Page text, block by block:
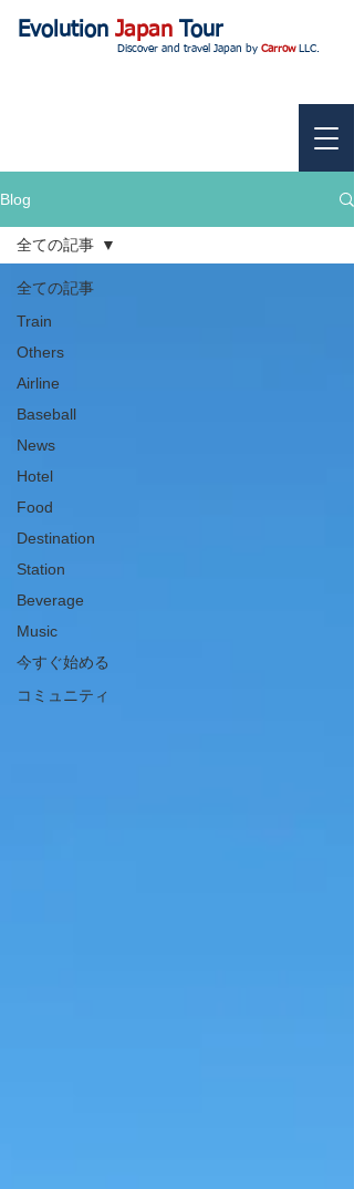
Evolution Japan Tour
Discover and travel Japan by CarrowLLC.
Blog
全ての記事
Train
Others
Airline
Baseball
News
Hotel
Food
Destination
Station
Beverage
Music
今すぐ始める
コミュニティ
全ての記事